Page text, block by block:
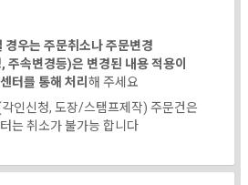
경우는 주문취소나 주문변경
주속변경등)은 변경된 내용 적용이
터를 통해 처리해 주세요
인신청, 도장/스탬프제작) 주문건은
는 취소가 불가능 합니다